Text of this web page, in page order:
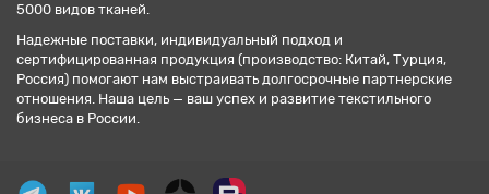
5000 видов тканей.
Надежные поставки, индивидуальный подход и
сертифицированная продукция (производство: Китай, Турция,
Россия) помогают нам выстраивать долгосрочные партнерские
отношения. Наша цель — ваш успех и развитие текстильного
бизнеса в России.